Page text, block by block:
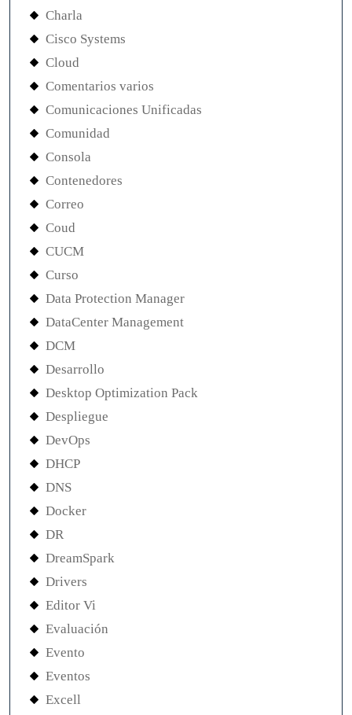
Charla
Cisco Systems
Cloud
Comentarios varios
Comunicaciones Unificadas
Comunidad
Consola
Contenedores
Correo
Coud
CUCM
Curso
Data Protection Manager
DataCenter Management
DCM
Desarrollo
Desktop Optimization Pack
Despliegue
DevOps
DHCP
DNS
Docker
DR
DreamSpark
Drivers
Editor Vi
Evaluación
Evento
Eventos
Excell